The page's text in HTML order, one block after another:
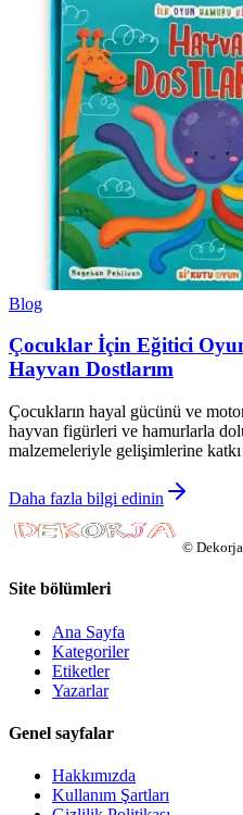
Blog
Çocuklar İçin Eğitici
Hayvan Dostlarım
Çocukların hayal gücünü ve
hayvan figürleri ve hamurlarla
malzemeleriyle gelişimlerine katkı
Daha fazla bilgi edinin
© Dekorja
Site bölümleri
Ana Sayfa
Kategoriler
Etiketler
Yazarlar
Genel sayfalar
Hakkımızda
Kullanım Şartları